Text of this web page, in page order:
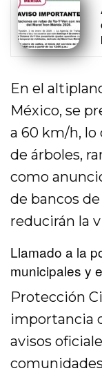
En el
México, se
a 60 km/h, lo
de árboles,
como
de bancos
reducirán la
Llamado a la
municipales y
Protección
importancia
avisos